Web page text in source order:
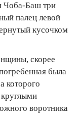
Чоба-Баш три
палец левой
кусочком
скорее
была
которого
воротника